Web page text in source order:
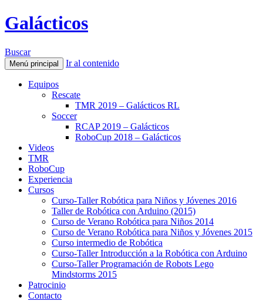
Galácticos
Buscar
Menú principal Ir al contenido
Equipos
Rescate
TMR 2019 – Galácticos RL
Soccer
RCAP 2019 – Galácticos
RoboCup 2018 – Galácticos
Videos
TMR
RoboCup
Experiencia
Cursos
Curso-Taller Robótica para Niños y Jóvenes 2016
Taller de Robótica con Arduino (2015)
Curso de Verano Robótica para Niños 2014
Curso de Verano Robótica para Niños y Jóvenes 2015
Curso intermedio de Robótica
Curso-Taller Introducción a la Robótica con Arduino
Curso-Taller Programación de Robots Lego
Mindstorms 2015
Patrocinio
Contacto